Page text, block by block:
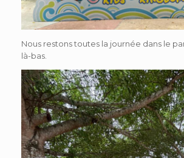
Nous restons toutes la journée dans le
là-bas.